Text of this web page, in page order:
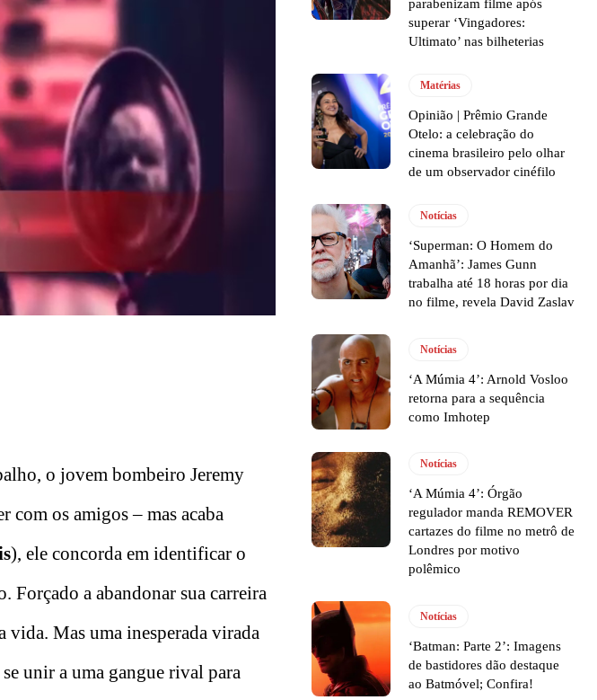
o jovem bombeiro Jeremy
com os amigos – mas acaba
), ele concorda em identificar o
Forçado a abandonar sua carreira
vida. Mas uma inesperada virada
unir a uma gangue rival para
parabenizam filme após
superar ‘Vingadores:
Ultimato’ nas bilheterias
Matérias
Opinião | Prêmio Grande
Otelo: a celebração do
cinema brasileiro pelo olhar
de um observador cinéfilo
Notícias
‘Superman: O Homem do
Amanhã’: James Gunn
trabalha até 18 horas por dia
no filme, revela David Zaslav
Notícias
‘A Múmia 4’: Arnold Vosloo
retorna para a sequência
como Imhotep
Notícias
‘A Múmia 4’: Órgão
regulador manda REMOVER
cartazes do filme no metrô de
Londres por motivo
polêmico
Notícias
‘Batman: Parte 2’: Imagens
de bastidores dão destaque
ao Batmóvel; Confira!